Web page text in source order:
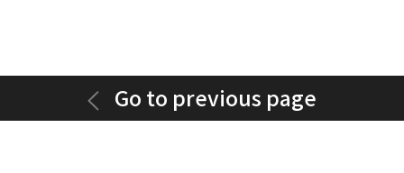
Go to previous page